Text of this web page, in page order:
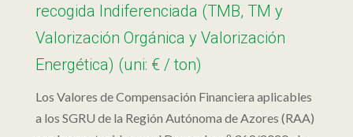
recogida Indiferenciada (TMB, TM y
Valorización Orgánica y Valorización
Energética) (uni: € / ton)
Los Valores de Compensación Financiera aplicables
a los SGRU de la Región Autónoma de Azores (RAA)